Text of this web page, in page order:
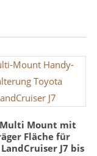
Mount mit
Fläche für
J7 bis